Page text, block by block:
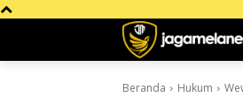
Beranda Hukum